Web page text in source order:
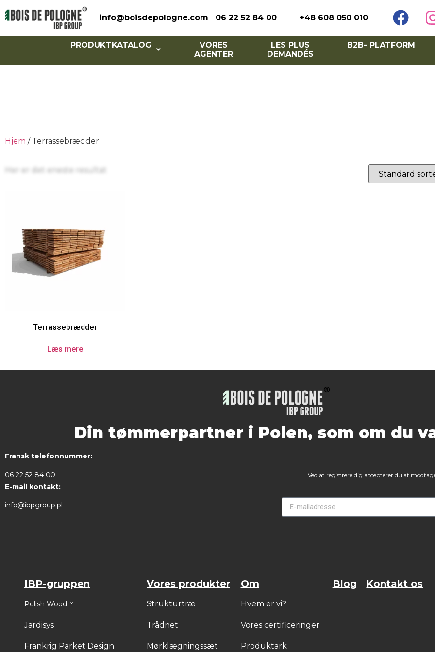
info@boisdepologne.com 06 22 52 84 00 +48 608 050 010
PRODUKTKATALOG
VORES
AGENTER
LES PLUS
DEMANDÉS
B2B- PLATFORM
Hjem / Terrassebrædder
Her er det eneste resultat
Terrassebrædder
Læs mere
Din tømmerpartner i Polen, som om du
Fransk telefonnummer:
06 22 52 84 00
E-mail kontakt:
info@ibpgroup.pl
Ved at registrere dig accepterer du at
IBP-gruppen
Polish Wood™
Jardisys
Frankrig Parket Design
Vores produkter
Strukturtræ
Trådnet
Mørklægningssæt
Om
Hvem er vi?
Vores certificeringer
Produktark
Blog Kontakt os